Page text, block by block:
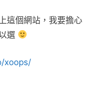
這個網站，我要擔心
選
xoops/